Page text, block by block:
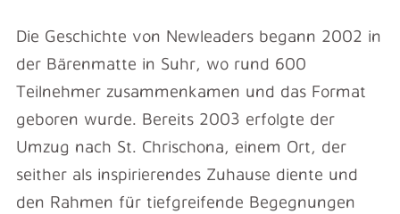
Die Geschichte von Newleaders begann 2002 in
der Bärenmatte in Suhr, wo rund 600
Teilnehmer zusammenkamen und das Format
geboren wurde. Bereits 2003 erfolgte der
Umzug nach St. Chrischona, einem Ort, der
seither als inspirierendes Zuhause diente und
den Rahmen für tiefgreifende Begegnungen